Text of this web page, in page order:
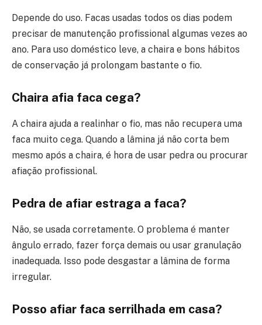
Depende do uso. Facas usadas todos os dias podem
precisar de manutenção profissional algumas vezes ao
ano. Para uso doméstico leve, a chaira e bons hábitos
de conservação já prolongam bastante o fio.
Chaira afia faca cega?
A chaira ajuda a realinhar o fio, mas não recupera uma
faca muito cega. Quando a lâmina já não corta bem
mesmo após a chaira, é hora de usar pedra ou procurar
afiação profissional.
Pedra de afiar estraga a faca?
Não, se usada corretamente. O problema é manter
ângulo errado, fazer força demais ou usar granulação
inadequada. Isso pode desgastar a lâmina de forma
irregular.
Posso afiar faca serrilhada em casa?